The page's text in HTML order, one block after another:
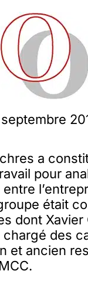
a
pour
était
dont Xavier
chargé des
et ancien